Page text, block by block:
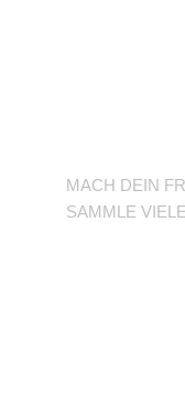
MACH DEIN
SAMMLE